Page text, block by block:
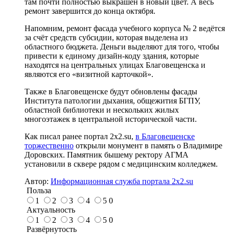
ремонт завершится до конца октября.
Напомним, ремонт фасада учебного корпуса № 2 ведётся
за счёт средств субсидии, которая выделена из
областного бюджета. Деньги выделяют для того, чтобы
привести к единому дизайн-коду здания, которые
находятся на центральных улицах Благовещенска и
являются его «визитной карточкой».
Также в Благовещенске будут обновлены фасады
Института патологии дыхания, общежития БГПУ,
областной библиотеки и нескольких жилых
многоэтажек в центральной исторической части.
Как писал ранее портал 2х2.su, в Благовещенске
торжественно открыли монумент в память о Владимире
Доровских. Памятник бышему ректору АГМА
установили в сквере рядом с медицинским колледжем.
Автор: Информационная служба портала 2x2.su
Польза
1
2 3 4 5 0
Актуальность
1
2 3 4 5 0
Развёрнутость